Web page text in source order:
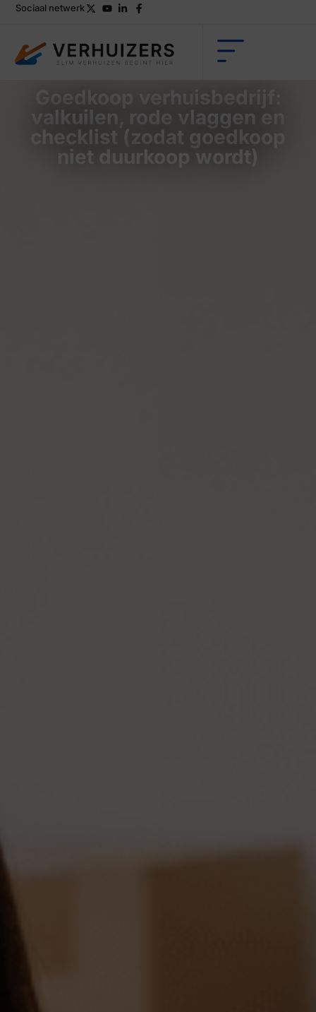
Sociaal netwerk
valkuilen, rode vlaggen en
checklist (zodat goedkoop
niet duurkoop wordt)